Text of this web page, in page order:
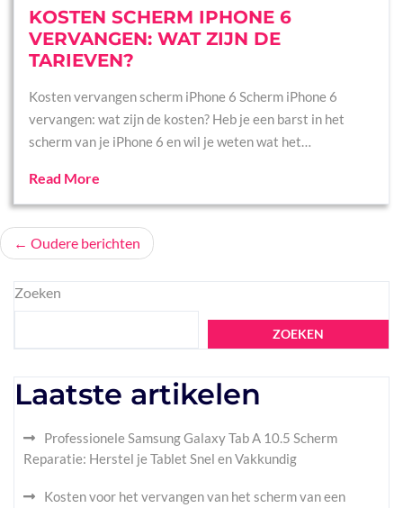
KOSTEN SCHERM IPHONE 6
VERVANGEN: WAT ZIJN DE
TARIEVEN?
Kosten vervangen scherm iPhone 6 Scherm iPhone 6
vervangen: wat zijn de kosten? Heb je een barst in het
scherm van je iPhone 6 en wil je weten wat het…
Read More
Berichtennavigatie
Oudere berichten
Zoeken
ZOEKEN
Laatste artikelen
Professionele Samsung Galaxy Tab A 10.5 Scherm
Reparatie: Herstel je Tablet Snel en Vakkundig
Kosten voor het vervangen van het scherm van een